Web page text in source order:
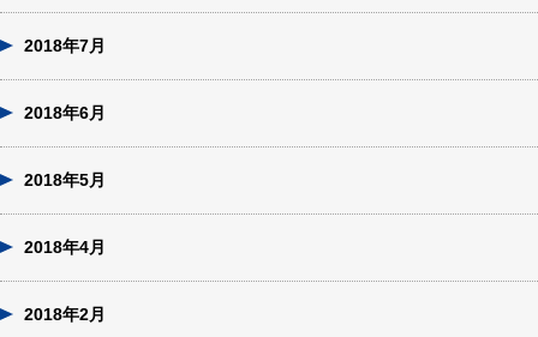
2018年7月
2018年6月
2018年5月
2018年4月
2018年2月